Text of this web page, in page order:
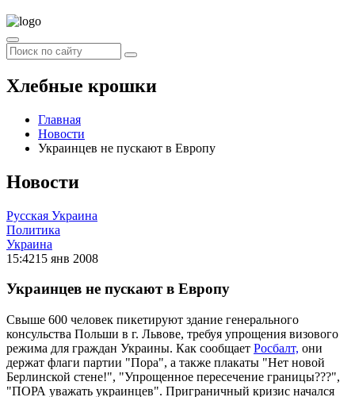
Хлебные крошки
Главная
Новости
Украинцев не пускают в Европу
Новости
Русская Украина
Политика
Украина
15:4215 янв 2008
Украинцев не пускают в Европу
Свыше 600 человек пикетируют здание генерального
консульства Польши в г. Львове, требуя упрощения визового
режима для граждан Украины. Как сообщает Росбалт, они
держат флаги партии "Пора", а также плакаты "Нет новой
Берлинской стене!", "Упрощенное пересечение границы???",
"ПОРА уважать украинцев". Приграничный кризис начался